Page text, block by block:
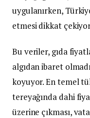
uygulanırken,
etmesi dikkat
Bu veriler, gıda
algıdan ibaret
koyuyor. En temel
tereyağında dahi
üzerine çıkması,